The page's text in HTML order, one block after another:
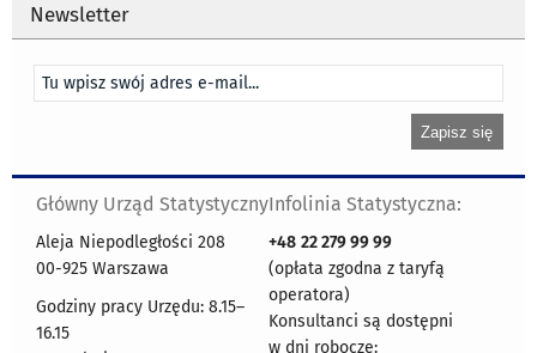
Newsletter
Główny Urząd Statystyczny
Aleja Niepodległości 208
00-925 Warszawa
Godziny pracy Urzędu: 8.15–
16.15
Infolinia Statystyczna:
+48 22 279 99 99
(opłata zgodna z taryfą
operatora)
Konsultanci są dostępni
w dni robocze: